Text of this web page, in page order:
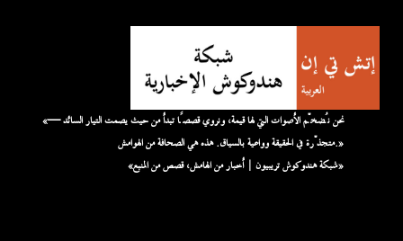
«نحن نُضخّم الأصوات التي لها قيمة، ونروي قصصًا تبدأ من حيث يصمت التيار السائد —
متجذّرة في الحقيقة وواعية بالسياق. هذه هي الصحافة من الهوامش.»
«شبكة هندوكوش تريبيون | أخبار من الهامش، قصص من المنبع»